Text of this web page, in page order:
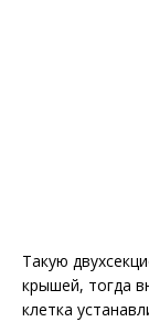
Такую
крышей, тогда
клетка